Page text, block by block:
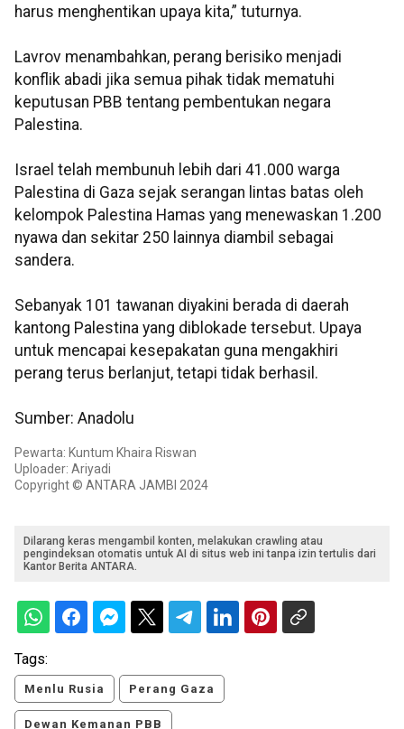
harus menghentikan upaya kita,” tuturnya.
Lavrov menambahkan, perang berisiko menjadi
konflik abadi jika semua pihak tidak mematuhi
keputusan PBB tentang pembentukan negara
Palestina.
Israel telah membunuh lebih dari 41.000 warga
Palestina di Gaza sejak serangan lintas batas oleh
kelompok Palestina Hamas yang menewaskan 1.200
nyawa dan sekitar 250 lainnya diambil sebagai
sandera.
Sebanyak 101 tawanan diyakini berada di daerah
kantong Palestina yang diblokade tersebut. Upaya
untuk mencapai kesepakatan guna mengakhiri
perang terus berlanjut, tetapi tidak berhasil.
Sumber: Anadolu
Pewarta: Kuntum Khaira Riswan
Uploader: Ariyadi
Copyright © ANTARA JAMBI 2024
Dilarang keras mengambil konten, melakukan crawling atau
pengindeksan otomatis untuk AI di situs web ini tanpa izin tertulis dari
Kantor Berita ANTARA.
Tags:
Menlu Rusia Perang Gaza
Dewan Kemanan PBB